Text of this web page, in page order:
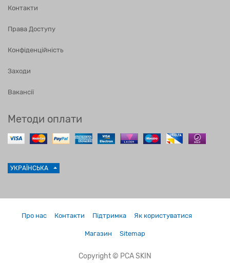
Контакти
Права Доступу
Конфіденційність
Заходи
Вакансії
Методи оплати
УКРАЇНСЬКА
Про нас Контакти Підтримка Як користуватися
Магазин Sitemap
Copyright © PCA SKIN